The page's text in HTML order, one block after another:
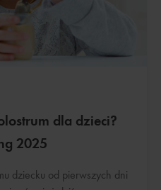
dla dzieci?
2025
dziecku od pierwszych dni